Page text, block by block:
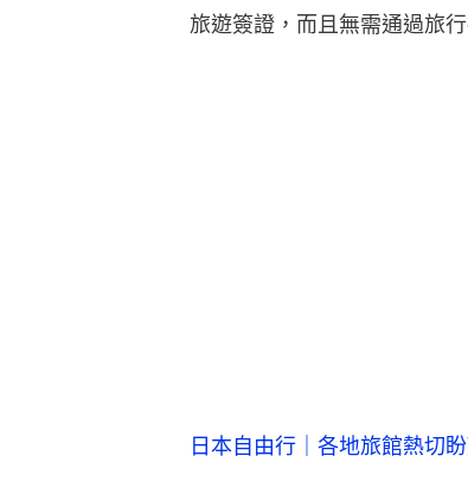
旅遊簽證，而且無需通過旅
日本自由行｜各地旅館熱切